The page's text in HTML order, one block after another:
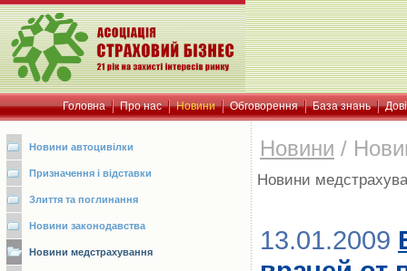
Головна Про нас Новини Обговорення База знань
Новини автоцивілки
Призначення і відставки
Злиття та поглинання
Новини законодавства
Новини медстрахування
Новини /
Новини
13.01.2009